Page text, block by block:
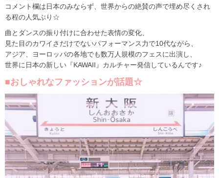
コメント欄は日本のみならず、世界からの絶賛の声で埋め尽くされ
る程の人気ぶり☆
曲とダンスの振り付けに合わせた表情の変化、
見た目のカワイさだけでないパフォーマンス力で10代ながら、
アジア、ヨーロッパの各地でも数万人規模のフェスに出演し、
世界に日本の新しい『KAWAII』カルチャー発信しているんです♪
■おしゃれなファッションが話題☆